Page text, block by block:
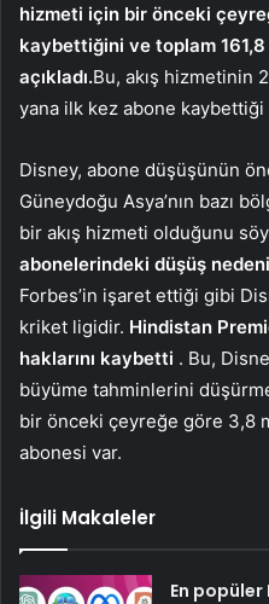
hizmeti için bir önceki
kaybettiğini ve toplam
açıkladı.Bu, akış hizmetinin
yana ilk kez abone kaybettiği
Disney, abone düşüşünün
Güneydoğu Asya’nın bazı
bir akış hizmeti olduğunu
abonelerindeki düşüş
Forbes’in işaret ettiği gibi
kriket ligidir. Hindistan
haklarını kaybetti . Bu,
büyüme tahminlerini
bir önceki çeyreğe göre 3,8
abonesi var.
İlgili Makaleler
En popüler